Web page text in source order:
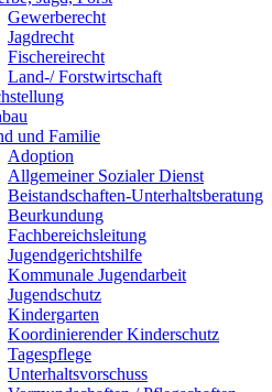
Gewerberecht
Jagdrecht
Fischereirecht
Land-/ Forstwirtschaft
und Familie
Adoption
Allgemeiner Sozialer Dienst
Beistandschaften-Unterhaltsberatung
Beurkundung
Fachbereichsleitung
Jugendgerichtshilfe
Kommunale Jugendarbeit
Jugendschutz
Kindergarten
Koordinierender Kinderschutz
Tagespflege
Unterhaltsvorschuss